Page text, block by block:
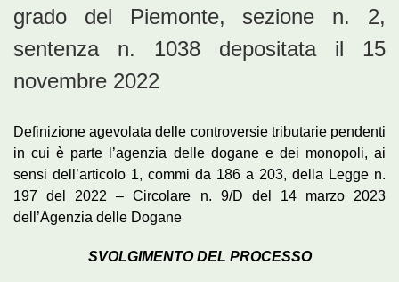
grado del Piemonte, sezione n. 2,
sentenza n. 1038 depositata il 15
novembre 2022
Definizione agevolata delle controversie tributarie pendenti
in cui è parte l’agenzia delle dogane e dei monopoli, ai
sensi dell’articolo 1, commi da 186 a 203, della Legge n.
197 del 2022 – Circolare n. 9/D del 14 marzo 2023
dell’Agenzia delle Dogane
SVOLGIMENTO DEL PROCESSO